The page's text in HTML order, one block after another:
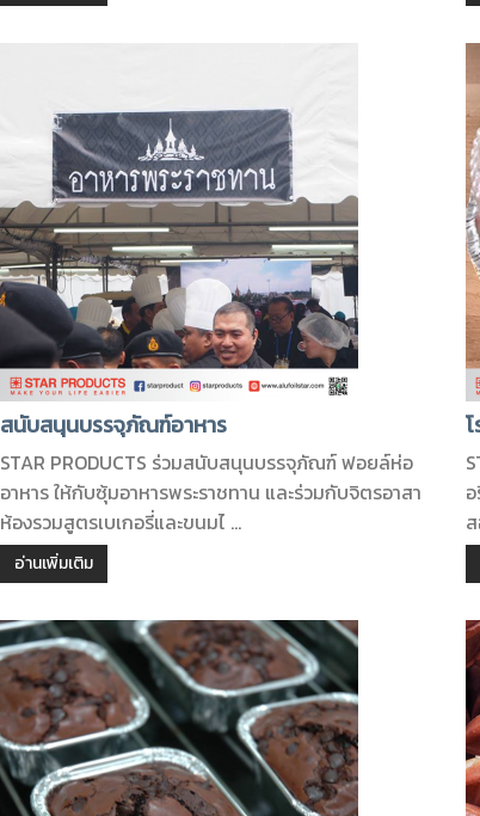
สนับสนุนบรรจุภัณฑ์อาหาร
STAR PRODUCTS ร่วมสนับสนุนบรรจุภัณฑ์ ฟอยล์ห่อ
อาหาร ให้กับซุ้มอาหารพระราชทาน และร่วมกับจิตรอาสา
ห้องรวมสูตรเบเกอรี่และขนมไ ...
อ่านเพิ่มเติม